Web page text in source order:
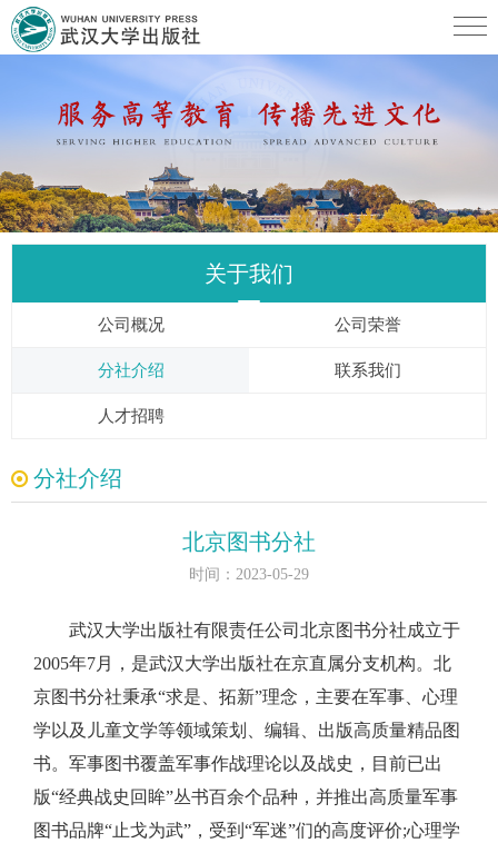
关于我们
公司概况 公司荣誉
分社介绍 联系我们
人才招聘
分社介绍
北京图书分社
时间：2023-05-29
武汉大学出版社有限责任公司北京图书分社成立于
2005年7月，是武汉大学出版社在京直属分支机构。北
京图书分社秉承“求是、拓新”理念，主要在军事、心理
学以及儿童文学等领域策划、编辑、出版高质量精品图
书。军事图书覆盖军事作战理论以及战史，目前已出
版“经典战史回眸”丛书百余个品种，并推出高质量军事
图书品牌“止戈为武”，受到“军迷”们的高度评价;心理学